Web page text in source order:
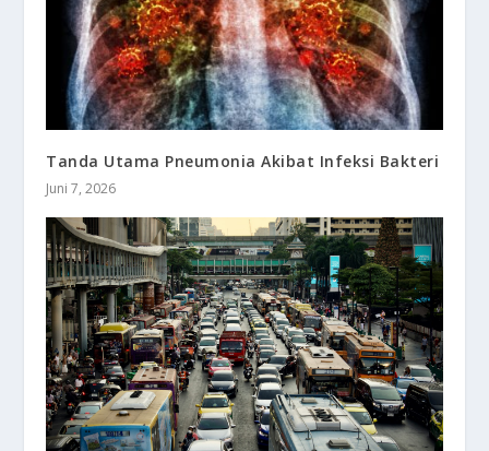
Tanda Utama Pneumonia Akibat Infeksi Bakteri
Juni 7, 2026